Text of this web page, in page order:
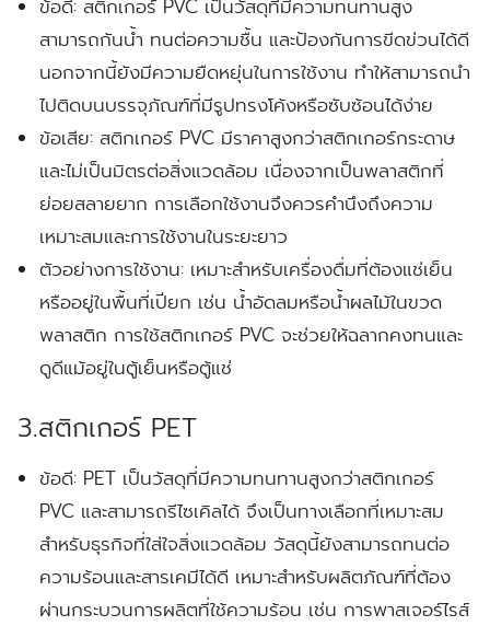
ข้อดี: สติกเกอร์ PVC เป็นวัสดุที่มีความทนทานสูง
สามารถกันน้ำ ทนต่อความชื้น และป้องกันการขีดข่วนได้ดี
นอกจากนี้ยังมีความยืดหยุ่นในการใช้งาน ทำให้สามารถนำ
ไปติดบนบรรจุภัณฑ์ที่มีรูปทรงโค้งหรือซับซ้อนได้ง่าย
ข้อเสีย: สติกเกอร์ PVC มีราคาสูงกว่าสติกเกอร์กระดาษ
และไม่เป็นมิตรต่อสิ่งแวดล้อม เนื่องจากเป็นพลาสติกที่
ย่อยสลายยาก การเลือกใช้งานจึงควรคำนึงถึงความ
เหมาะสมและการใช้งานในระยะยาว
ตัวอย่างการใช้งาน: เหมาะสำหรับเครื่องดื่มที่ต้องแช่เย็น
หรืออยู่ในพื้นที่เปียก เช่น น้ำอัดลมหรือน้ำผลไม้ในขวด
พลาสติก การใช้สติกเกอร์ PVC จะช่วยให้ฉลากคงทนและ
ดูดีแม้อยู่ในตู้เย็นหรือตู้แช่
3.สติกเกอร์ PET
ข้อดี: PET เป็นวัสดุที่มีความทนทานสูงกว่าสติกเกอร์
PVC และสามารถรีไซเคิลได้ จึงเป็นทางเลือกที่เหมาะสม
สำหรับธุรกิจที่ใส่ใจสิ่งแวดล้อม วัสดุนี้ยังสามารถทนต่อ
ความร้อนและสารเคมีได้ดี เหมาะสำหรับผลิตภัณฑ์ที่ต้อง
ผ่านกระบวนการผลิตที่ใช้ความร้อน เช่น การพาสเจอร์ไรส์